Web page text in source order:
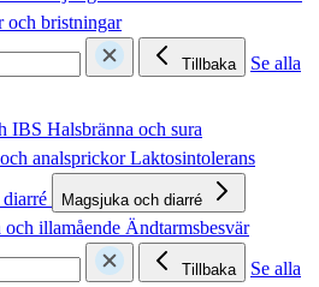
och bristningar
Tillbaka
Se alla
IBS Halsbränna och sura
analsprickorLaktosintolerans
Magsjuka och diarré
illamående Ändtarmsbesvär
Tillbaka
Se alla